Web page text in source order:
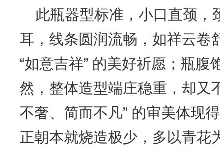
此瓶器型标准，小口直颈，
耳，线条圆润流畅，如祥云卷
“如意吉祥” 的美好祈愿；瓶
然，整体造型端庄稳重，却又
不奢、简而不凡” 的审美体现
正朝本就烧造极少，多以青花